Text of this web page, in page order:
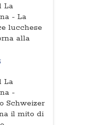
La
- La
lucchese
alla
La
-
Schweizer
il mito di